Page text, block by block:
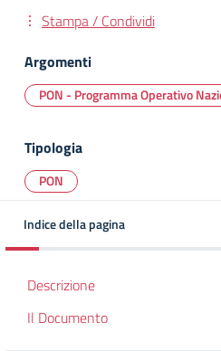
Stampa / Condividi
Argomenti
PON - Programma Operativo
Tipologia
PON
Indice della pagina
Descrizione
Il Documento